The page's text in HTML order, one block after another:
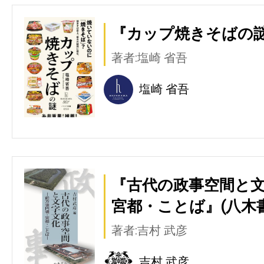
『カップ焼きそばの
著者:塩崎 省吾
塩崎 省吾
『古代の政事空間と
宮都・ことば』(八木
著者:吉村 武彦